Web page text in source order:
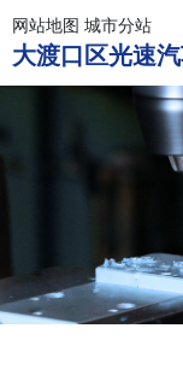
网站地图 城市分站
大渡口区光速